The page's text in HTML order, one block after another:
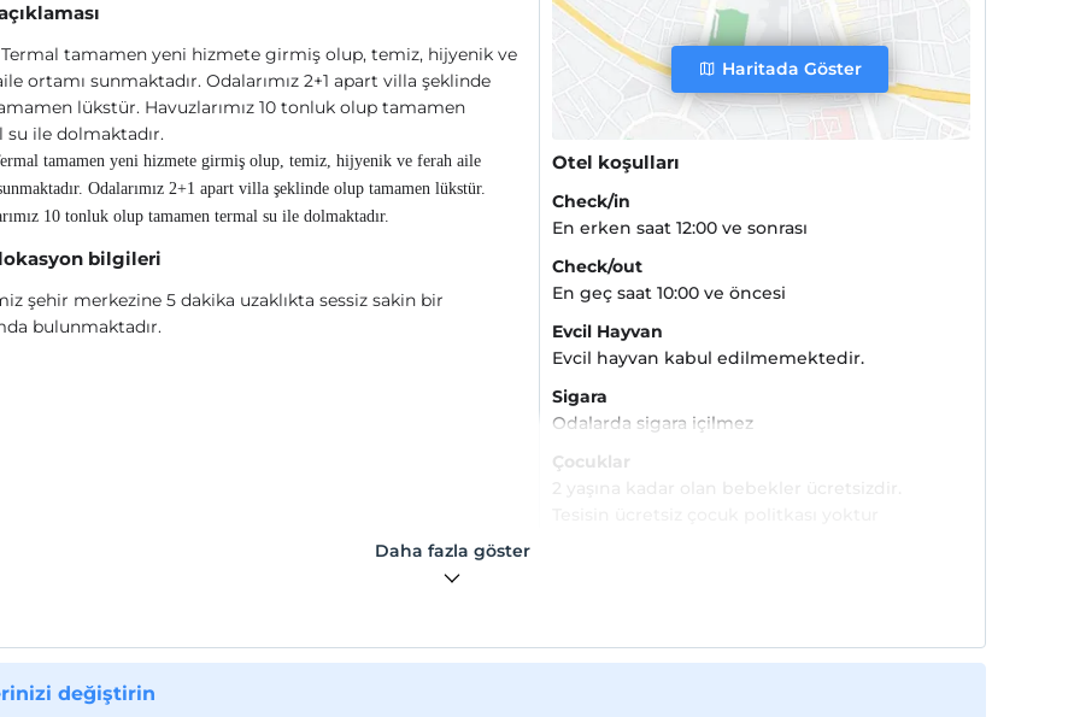
tamamen yeni hizmete girmiş olup, temiz, hijyenik ve
ortamı sunmaktadır. Odalarımız 2+1 apart villa şeklinde
lükstür. Havuzlarımız 10 tonluk olup tamamen
ile dolmaktadır.
tamamen yeni hizmete girmiş olup, temiz, hijyenik ve ferah aile
Odalarımız 2+1 apart villa şeklinde olup tamamen lükstür.
10 tonluk olup tamamen termal su ile dolmaktadır.
bilgileri
şehir merkezine 5 dakika uzaklıkta sessiz sakin bir
bulunmaktadır.
Haritada Göster
Otel koşulları
Check/in
En erken saat 12:00 ve sonrası
Check/out
En geç saat 10:00 ve öncesi
Evcil Hayvan
Evcil hayvan kabul edilmemektedir.
Sigara
Odalarda sigara içilmez
Çocuklar
2 yaşına kadar olan bebekler ücretsizdir.
Daha fazla göster
değiştirin